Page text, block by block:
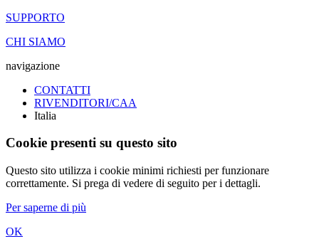
SUPPORTO
CHI SIAMO
navigazione
CONTATTI
RIVENDITORI/CAA
Italia
Cookie presenti su questo sito
Questo sito utilizza i cookie minimi richiesti per funzionare
correttamente. Si prega di vedere di seguito per i dettagli.
Per saperne di più
OK